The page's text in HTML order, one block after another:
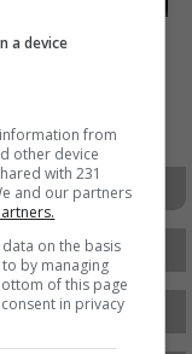
سياسة أمن
الأمنيين
الانتخابات
a device
from
other device
with 231
and our partners
on the basis
by managing
of this page
in privacy